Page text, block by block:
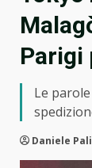
Parigi
Le
Daniele